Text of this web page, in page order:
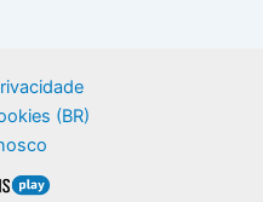
(BR)